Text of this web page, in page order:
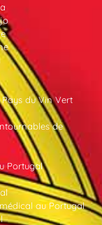
du Vin Vert
de
Portugal
au Portugal